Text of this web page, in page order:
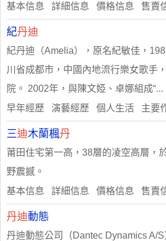
基本信息 詳細信息 價格信息 售賣
紀丹迪
紀丹迪（Amelia），原名紀敏佳，
川省成都市，中國內地流行樂女歌手
院。 2002年，與陳文婭、卓娜組成“...
早年經歷 演藝經歷 個人生活 主要
三迪木蘭楓丹
莆田住宅第一高，38層的凌空高層，
野震撼。
基本信息 詳細信息 價格信息 售賣
丹迪動態
丹迪動態公司（Dantec Dynamics A/